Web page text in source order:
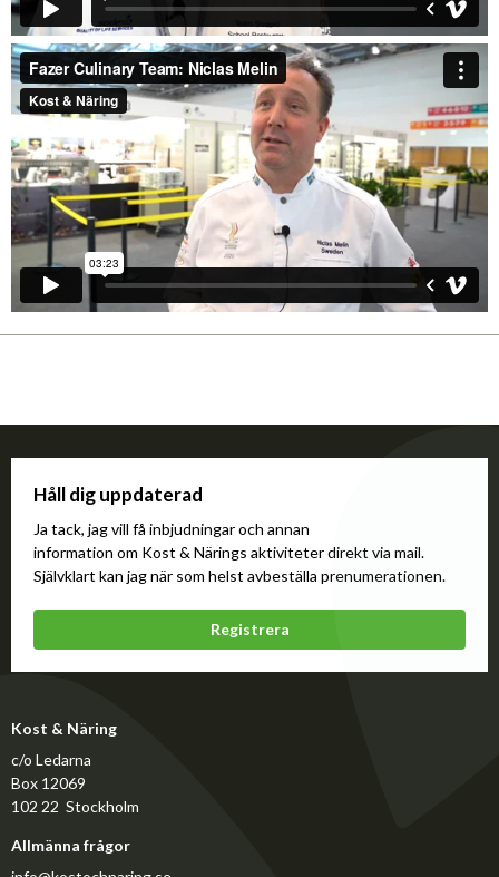
Håll dig uppdaterad
Ja tack, jag vill få inbjudningar och annan
information om Kost & Närings aktiviteter direkt via mail.
Självklart kan jag när som helst avbeställa prenumerationen.
Registrera
Kost & Näring
c/o Ledarna
Box 12069
102 22 Stockholm
Allmänna frågor